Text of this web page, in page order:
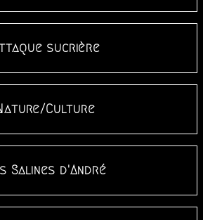
sucrière
Culture
Salines d'André